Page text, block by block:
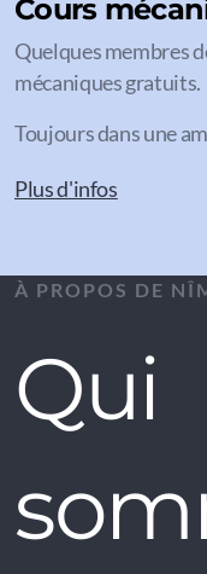
Cours
Quelques membres
mécaniques gratuits.
Toujours dans une
Plus d'infos
À PROPOS DE
Qui